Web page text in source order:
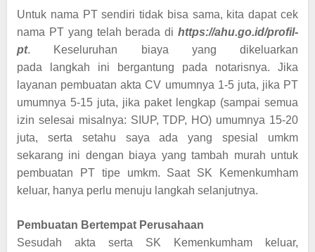
Untuk nama PT sendiri tidak bisa sama, kita dapat cek
nama PT yang telah berada di https://ahu.go.id/profil-
pt. Keseluruhan biaya yang dikeluarkan
pada langkah ini bergantung pada notarisnya. Jika
layanan pembuatan akta CV umumnya 1-5 juta, jika PT
umumnya 5-15 juta, jika paket lengkap (sampai semua
izin selesai misalnya: SIUP, TDP, HO) umumnya 15-20
juta, serta setahu saya ada yang spesial umkm
sekarang ini dengan biaya yang tambah murah untuk
pembuatan PT tipe umkm. Saat SK Kemenkumham
keluar, hanya perlu menuju langkah selanjutnya.
Pembuatan Bertempat Perusahaan
Sesudah akta serta SK Kemenkumham keluar,